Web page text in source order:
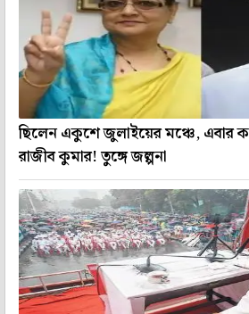
ছিলেন একুশে জুলাইয়ের মঞ্চে, এবার
রাজীব কুমার! তুঙ্গে জল্পনা